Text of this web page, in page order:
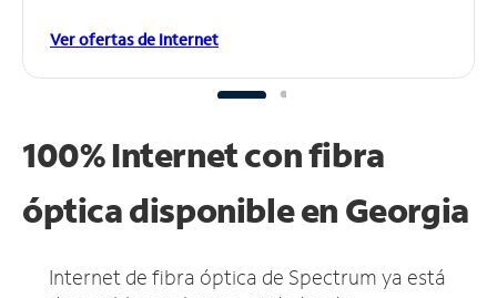
Ver ofertas de Internet
100% Internet con fibra
óptica disponible en Georgia
Internet de fibra óptica de Spectrum ya está